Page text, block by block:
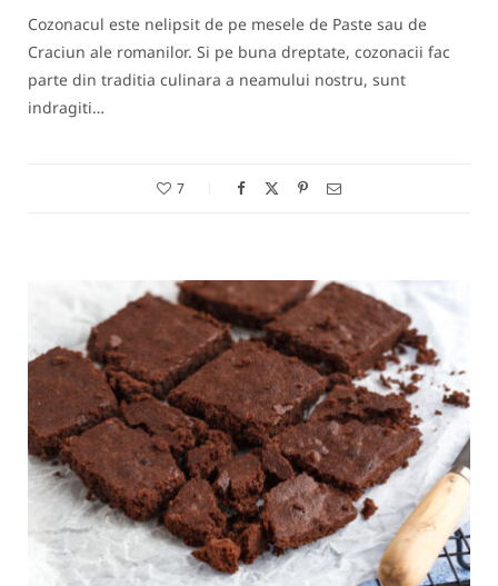
Cozonacul este nelipsit de pe mesele de Paste sau de
Craciun ale romanilor. Si pe buna dreptate, cozonacii fac
parte din traditia culinara a neamului nostru, sunt
indragiti…
7